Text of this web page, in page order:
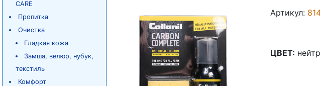
CARE
Пропитка
Очистка
Гладкая кожа
Замша, велюр, нубук,
текстиль
Комфорт
Артикул:
ЦВЕТ: